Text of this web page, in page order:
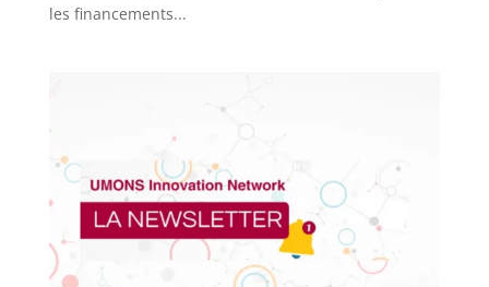
les financements...